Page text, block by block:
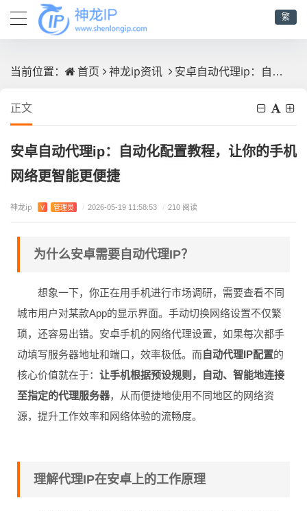
繁
当前位置： 首页 神龙ip资讯 安卓自动代理ip：自动化配置教程，让你的手机网络更智能更便捷
正文
安卓自动代理ip：自动化配置教程，让你的手机
网络更智能更便捷
神龙ip V 管理员 / 2026-05-19 11:58:53 / 210 阅读
为什么安卓需要自动代理IP？
想象一下，你正在用手机进行市场调研，需要查看不同
城市用户对某款App的显示界面。手动切换网络设置不仅繁
琐，还容易出错。安卓手机的网络代理设置，如果每次都手
动填写服务器地址和端口，效率极低。而自动代理IP配置的
核心价值就在于： 让手机根据预设规则，自动、智能地连接
至指定的代理服务器，从而便捷地使用不同地区的网络资
源，提升工作效率和网络体验的流畅度。
理解代理IP在安卓上的工作原理